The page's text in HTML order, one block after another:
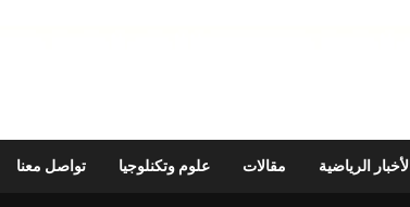
الأخبار الرياضية مقالات علوم وتكنلوجيا تواصل معنا